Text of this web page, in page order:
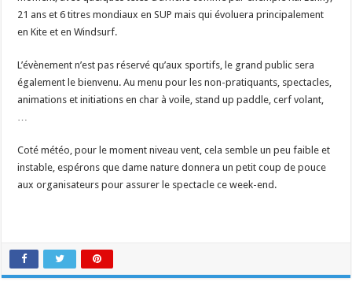
21 ans et 6 titres mondiaux en SUP mais qui évoluera principalement
en Kite et en Windsurf.
L’évènement n’est pas réservé qu’aux sportifs, le grand public sera
également le bienvenu. Au menu pour les non-pratiquants, spectacles,
animations et initiations en char à voile, stand up paddle, cerf volant,
Coté météo, pour le moment niveau vent, cela semble un peu faible et
instable, espérons que dame nature donnera un petit coup de pouce
aux organisateurs pour assurer le spectacle ce week-end.